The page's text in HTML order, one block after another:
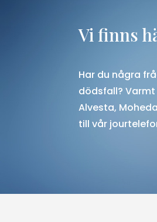
Vi finns
Har du några
dödsfall?
Alvesta,
till vår